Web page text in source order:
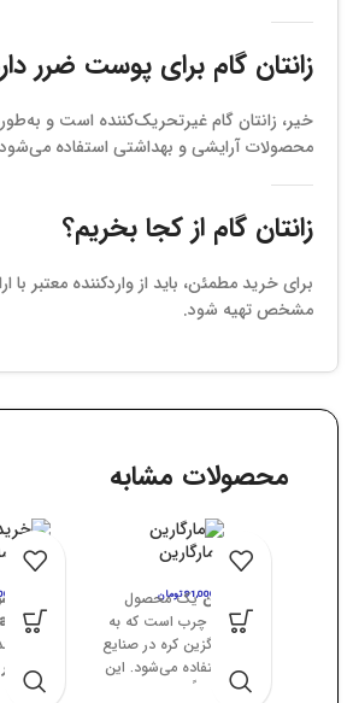
زانتان گام برای پوست ضرر
خیر، زانتان گام غیرتحریک‌کننده است و
محصولات آرایشی و بهداشتی استفاده
زانتان گام از کجا بخریم؟
برای خرید مطمئن، باید از واردکننده معتبر با
مشخص تهیه شود.
محصولات مشابه
مارگارین
91,000 تومان مارگارینیک محصول
نیمه‌جامد چرب است که به
عنوان جایگزین کره در صنایع
غذایی استفاده می‌شود. این
ماده عمدتاً از
(Acesulfame K)
۲۰۰ برابر شیرین‌تر از شکر
است که